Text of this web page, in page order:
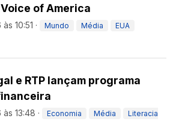
of America
10:51 · Mundo Média EUA
e RTP lançam programa
13:48 · Economia Média
Literacia